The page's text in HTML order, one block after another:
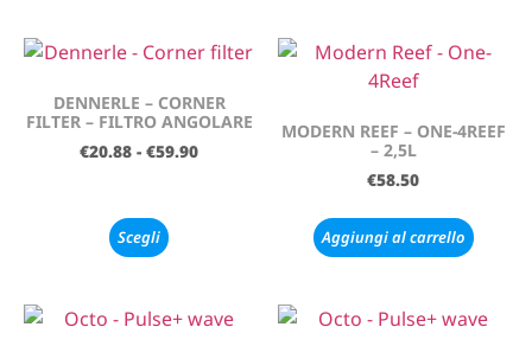
DENNERLE – CORNER
FILTER – FILTRO ANGOLARE
€20.88 - €59.90
Scegli
MODERN REEF – ONE-4REEF
– 2,5L
€58.50
Aggiungi al carrello